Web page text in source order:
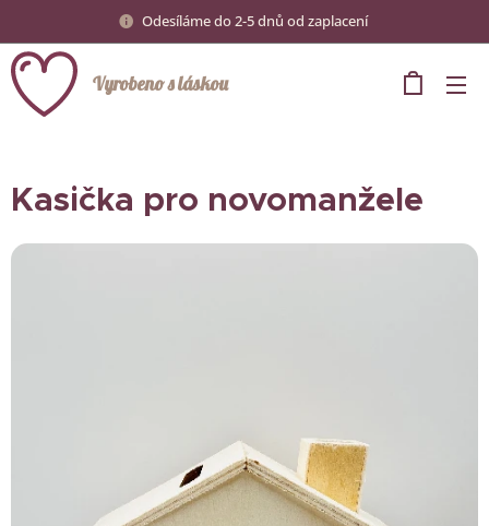
Odesíláme do 2-5 dnů od zaplacení
Vyrobeno s láskou
Kasička pro novomanžele